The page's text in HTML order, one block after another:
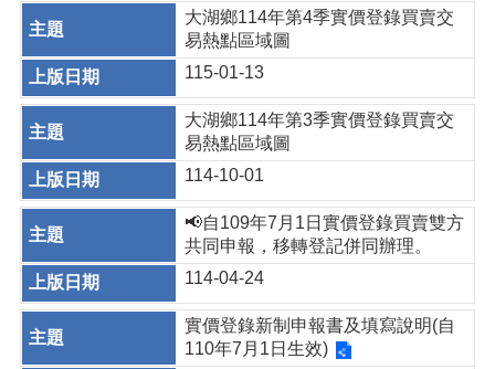
大湖鄉114年第4季實價登錄買賣交
易熱點區域圖
115-01-13
大湖鄉114年第3季實價登錄買賣交
易熱點區域圖
114-10-01
📢自109年7月1日實價登錄買賣雙方
共同申報，移轉登記併同辦理。
114-04-24
實價登錄新制申報書及填寫說明(自
110年7月1日生效)